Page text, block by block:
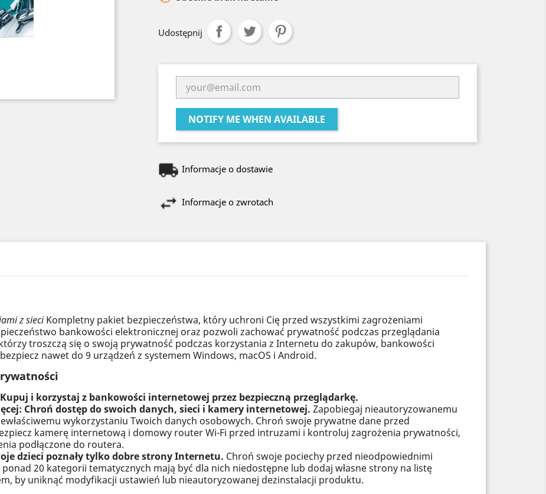
Udostępnij
NOTIFY ME WHEN AVAILABLE
Informacje o dostawie
Informacje o zwrotach
z sieciKompletny pakiet bezpieczeństwa, który uchroni Cię przed wszystkimi zagrożeniami
bankowości elektronicznej oraz pozwoli zachować prywatność podczas przeglądania
troszczą się o swoją prywatność podczas korzystania z Internetu do zakupów, bankowości
nawet do 9 urządzeń z systemem Windows, macOS i Android.
i korzystaj z bankowości internetowej przez bezpieczną przeglądarkę.
Chroń dostęp do swoich danych, sieci i kamery internetowej. Zapobiegaj nieautoryzowanemu
wykorzystaniu Twoich danych osobowych. Chroń swoje prywatne dane przed
kamerę internetową i domowy router Wi-Fi przed intruzami i kontroluj zagrożenia prywatności,
podłączone do routera.
dzieci poznały tylko dobre strony Internetu. Chroń swoje pociechy przed nieodpowiednimi
20 kategorii tematycznych mają być dla nich niedostępne lub dodaj własne strony na listę
by uniknąć modyfikacji ustawień lub nieautoryzowanej dezinstalacji produktu.